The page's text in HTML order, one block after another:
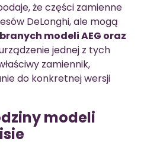
że części zamienne
DeLonghi, ale mogą
modeli AEG oraz
jednej z tych
zamiennik,
do konkretnej wersji
modeli